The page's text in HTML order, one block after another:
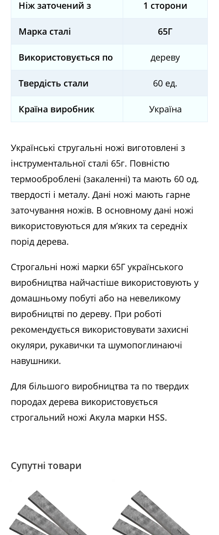
Ніж заточений з 1 сторони
Марка сталі 65Г
Використовується по дереву
Твердість стали 60 ед.
Країна виробник Україна
Українські стругальні ножі виготовлені з
інструментальної сталі 65г. Повністю
термооброблені (закаленні) та мають 60 од.
твердості і металу. Дані ножі мають гарне
заточування ножів. В основному дані ножі
використовуються для м’яких та середніх
порід дерева.
Строгальні ножі марки 65Г українського
виробництва найчастіше використовують у
домашньому побуті або на невеликому
виробництві по дереву. При роботі
рекомендується використовувати захисні
окуляри, рукавички та шумопоглинаючі
навушники.
Для більшого виробництва та по твердих
породах дерева використовується
строгальний ножіАкула марки HSS.
Супутні товари